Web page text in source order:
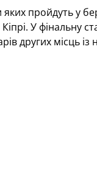
пройдуть у
У фінальну
других місць